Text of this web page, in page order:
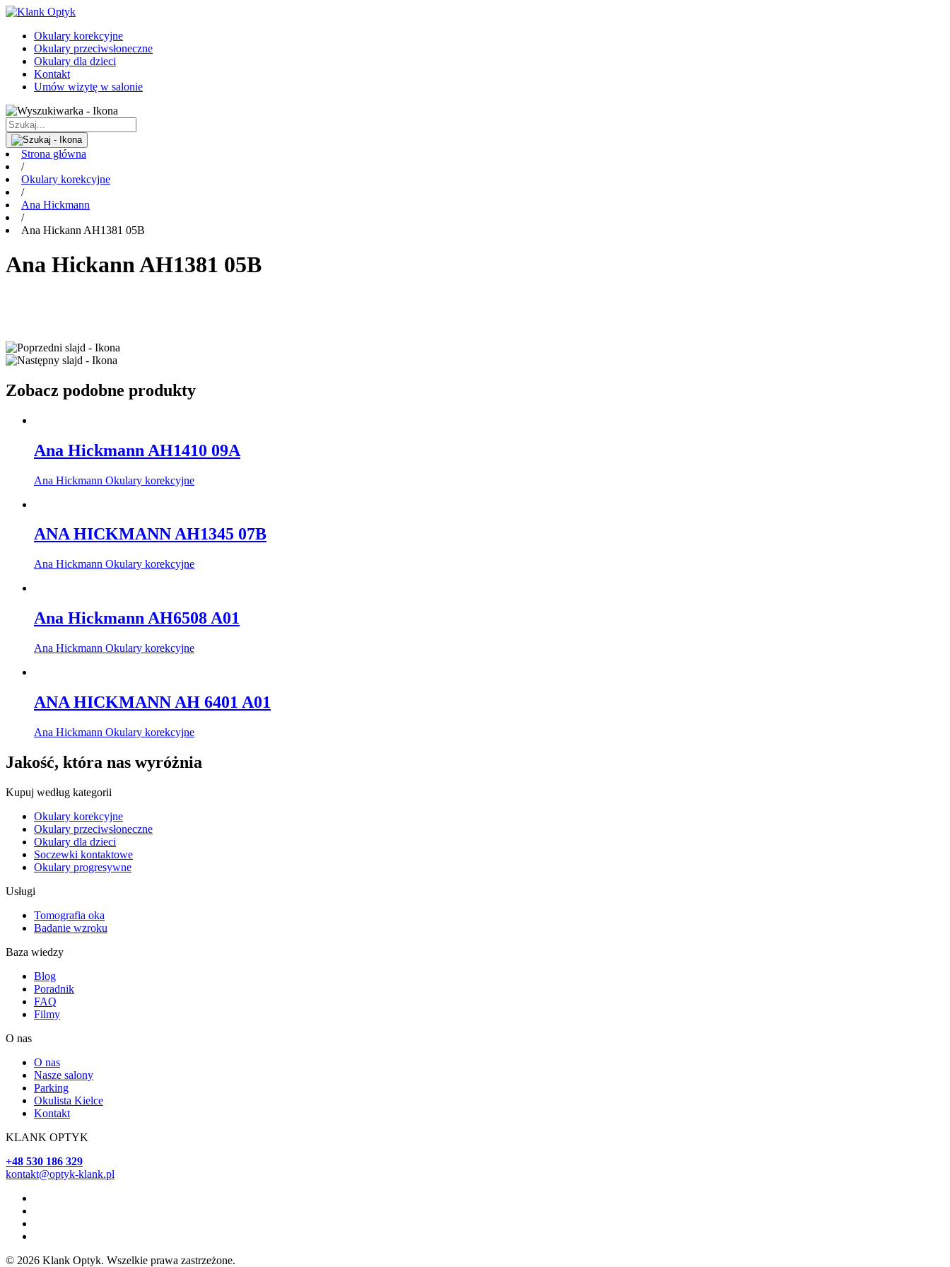
Okulary korekcyjne
Okulary przeciwsłoneczne
Okulary dla dzieci
Kontakt
Umów wizytę w salonie
Strona główna
/
Okulary korekcyjne
/
Ana Hickmann
/
Ana Hickann AH1381 05B
Ana Hickann AH1381 05B
Zobacz podobne produkty
Ana Hickmann AH1410 09A
Ana Hickmann Okulary korekcyjne
ANA HICKMANN AH1345 07B
Ana Hickmann Okulary korekcyjne
Ana Hickmann AH6508 A01
Ana Hickmann Okulary korekcyjne
ANA HICKMANN AH 6401 A01
Ana Hickmann Okulary korekcyjne
Jakość, która nas wyróżnia
Kupuj według kategorii
Okulary korekcyjne
Okulary przeciwsłoneczne
Okulary dla dzieci
Soczewki kontaktowe
Okulary progresywne
Usługi
Tomografia oka
Badanie wzroku
Baza wiedzy
Blog
Poradnik
FAQ
Filmy
O nas
O nas
Nasze salony
Parking
Okulista Kielce
Kontakt
KLANK OPTYK
+48 530 186 329
kontakt@optyk-klank.pl
© 2026 Klank Optyk. Wszelkie prawa zastrzeżone.